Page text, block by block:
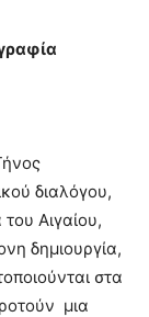
διαλόγου,
Αιγαίου,
δημιουργία,
στα
μια